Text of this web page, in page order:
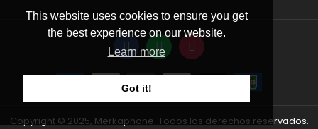
This website uses cookies to ensure you get
the best experience on our website.
Learn more
Got it!
Copyright © 2025, Merkaphone. Todos los derechos reservados.